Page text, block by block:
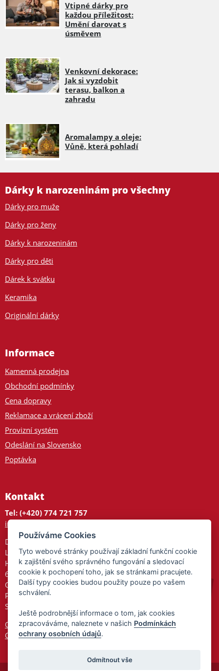
Vtipné dárky pro
každou příležitost:
Umění darovat s
úsměvem
Venkovní dekorace:
Jak si vyzdobit
terasu, balkon a
zahradu
Aromalampy a oleje:
Vůně, která pohladí
Dárky k narozeninám pro všechny
Dárky pro muže
Dárky pro ženy
Dárky k narozeninám
Dárky pro děti
Dárek k svátku
Keramika
Originální dárky
Informace
Kamenná prodejna
Obchodní podmínky
Cena dopravy
Reklamace a vrácení zboží
Provizní systém
Odeslání na Slovensko
Poptávka
Kontakt
Tel: (+420) 774 721 757
info@tajnedarky.cz
Dárkové centrum
Legionářů 2
Hodonín
695 01
Otevřeno:
Po-Pá 9-17
So 9-11:30
Ochrana osobních údajů
Cookies
Používáme Cookies
Tyto webové stránky používají základní funkční cookie
k zajištění svého správného fungování a sledovací
cookie k pochopení toho, jak se stránkami pracujete.
Další typy cookies budou použity pouze po vašem
schválení.
Ještě podrobnější informace o tom, jak cookies
zpracováváme, naleznete v našich Podmínkách
ochrany osobních údajů.
Odmítnout vše